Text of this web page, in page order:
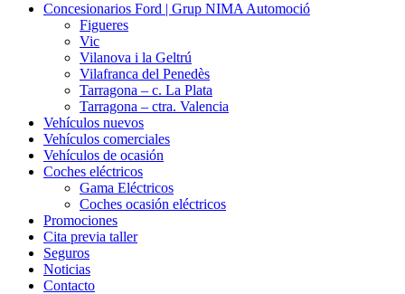
Concesionarios Ford | Grup NIMA Automoció
Figueres
Vic
Vilanova i la Geltrú
Vilafranca del Penedès
Tarragona – c. La Plata
Tarragona – ctra. Valencia
Vehículos nuevos
Vehículos comerciales
Vehículos de ocasión
Coches eléctricos
Gama Eléctricos
Coches ocasión eléctricos
Promociones
Cita previa taller
Seguros
Noticias
Contacto